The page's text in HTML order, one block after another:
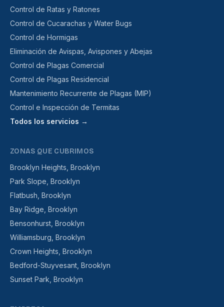
Control de Ratas y Ratones
Control de Cucarachas y Water Bugs
Control de Hormigas
Eliminación de Avispas, Avispones y Abejas
Control de Plagas Comercial
Control de Plagas Residencial
Mantenimiento Recurrente de Plagas (MIP)
Control e Inspección de Termitas
Todos los servicios →
ZONAS QUE CUBRIMOS
Brooklyn Heights, Brooklyn
Park Slope, Brooklyn
Flatbush, Brooklyn
Bay Ridge, Brooklyn
Bensonhurst, Brooklyn
Williamsburg, Brooklyn
Crown Heights, Brooklyn
Bedford-Stuyvesant, Brooklyn
Sunset Park, Brooklyn